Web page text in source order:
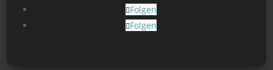
Folgen
Folgen